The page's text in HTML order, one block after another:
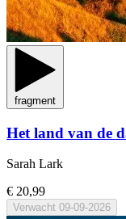
fragment
Het land van de
Sarah Lark
€ 20,99
Verwacht 09-09-2026